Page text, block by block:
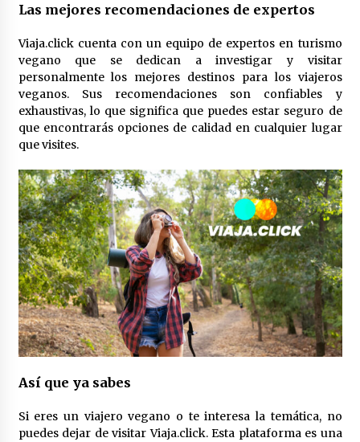
Las mejores recomendaciones de expertos
Viaja.click cuenta con un equipo de expertos en turismo
vegano que se dedican a investigar y visitar
personalmente los mejores destinos para los viajeros
veganos. Sus recomendaciones son confiables y
exhaustivas, lo que significa que puedes estar seguro de
que encontrarás opciones de calidad en cualquier lugar
que visites.
Así que ya sabes
Si eres un viajero vegano o te interesa la temática, no
puedes dejar de visitar Viaja.click. Esta plataforma es una